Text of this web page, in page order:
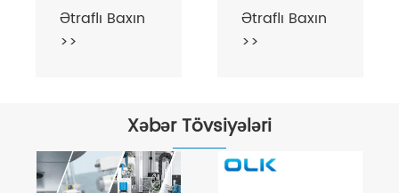
Ətraflı Baxın
>>
Ətraflı Baxın
>>
Xəbər Tövsiyələri